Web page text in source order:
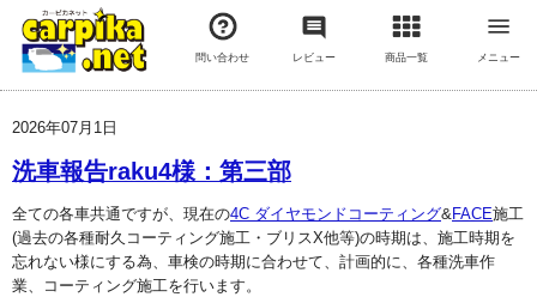
問い合わせ レビュー 商品一覧 メニュー
2026年07月1日
洗車報告raku4様：第三部
全ての各車共通ですが、現在の4C ダイヤモンドコーティング&FACE施工
(過去の各種耐久コーティング施工・ブリスX他等)の時期は、施工時期を
忘れない様にする為、車検の時期に合わせて、計画的に、各種洗車作
業、コーティング施工を行います。